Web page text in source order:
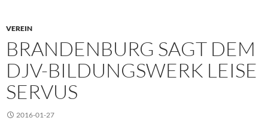
VEREIN
BRANDENBURG SAGT DEM
DJV-BILDUNGSWERK LEISE
SERVUS
2016-01-27